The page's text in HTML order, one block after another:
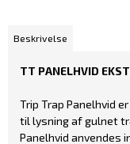
Beskrivelse
TT PANELHVID
Trip Trap Panelhvid
til lysning af gulnet
Panelhvid anvendes